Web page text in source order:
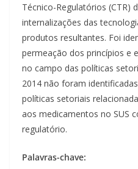
Técnico-Regulatórios (CTR)
internalizações das
produtos resultantes. Foi
permeação dos princípios e
no campo das políticas
2014 não foram
políticas setoriais
aos medicamentos no SUS
regulatório.
Palavras-chave: